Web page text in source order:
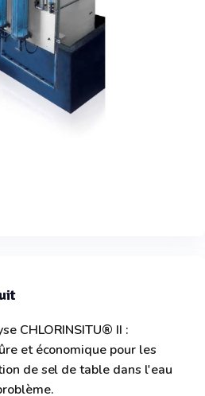
CHLORINSITU® II :
et économique pour les
de sel de table dans l'eau